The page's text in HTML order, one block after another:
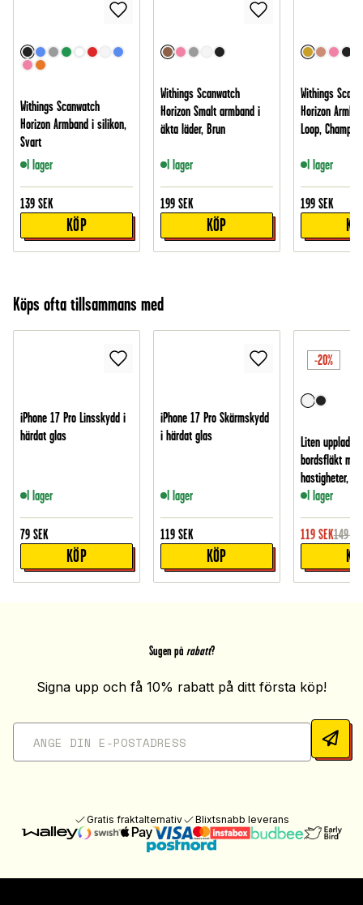
Withings Scanwatch
Horizon Armband i silikon,
Svart
I lager
139 SEK
KÖP
Withings Scanwatch
Horizon Smalt armband i
äkta läder, Brun
I lager
199 SEK
KÖP
Withings
Horizon
Loop,
I lager
199 SEK
Köps ofta tillsammans med
iPhone 17 Pro Linsskydd i
härdat glas
I lager
79 SEK
KÖP
iPhone 17 Pro Skärmskydd
i härdat glas
I lager
119 SEK
KÖP
-20%
Liten
bordsfläkt
hastigheter, Vit
I lager
119 SEK149
Sugen på rabatt?
Signa upp och få 10% rabatt på ditt första köp!
Gratis fraktalternativ Blixtsnabb leverans